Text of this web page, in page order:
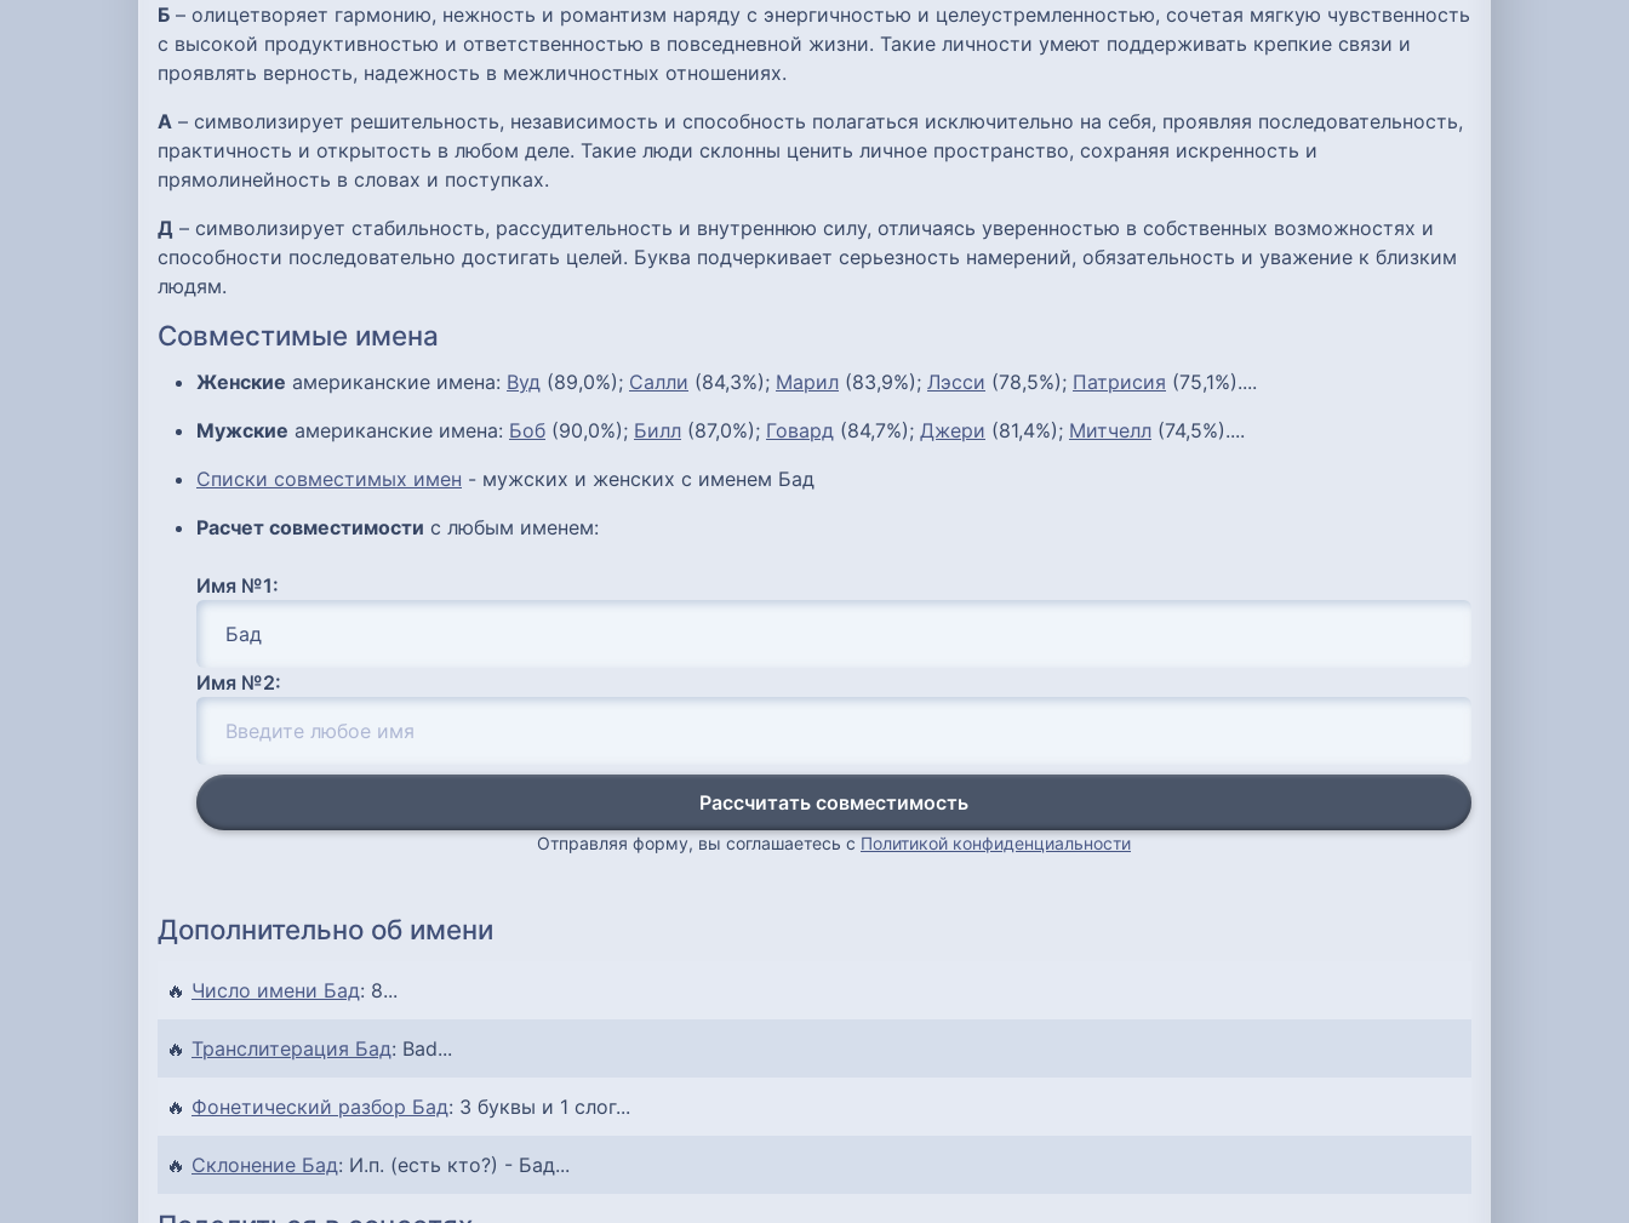
Б – олицетворяет гармонию, нежность и романтизм наряду с энергичностью и целеустремленностью, сочетая мягкую чувственность
с высокой продуктивностью и ответственностью в повседневной жизни. Такие личности умеют поддерживать крепкие связи и
проявлять верность, надежность в межличностных отношениях.
А – символизирует решительность, независимость и способность полагаться исключительно на себя, проявляя последовательность,
практичность и открытость в любом деле. Такие люди склонны ценить личное пространство, сохраняя искренность и
прямолинейность в словах и поступках.
Д – символизирует стабильность, рассудительность и внутреннюю силу, отличаясь уверенностью в собственных возможностях и
способности последовательно достигать целей. Буква подчеркивает серьезность намерений, обязательность и уважение к близким
людям.
Совместимые имена
Женские американские имена: Вуд (89,0%); Салли (84,3%); Марил (83,9%); Лэсси (78,5%); Патрисия (75,1%)....
Мужские американские имена: Боб (90,0%); Билл (87,0%); Говард (84,7%); Джери (81,4%); Митчелл (74,5%)....
Списки совместимых имен - мужских и женских с именем Бад
Расчет совместимости с любым именем:
Имя №1:
Имя №2:
Рассчитать совместимость
Отправляя форму, вы соглашаетесь с Политикой конфиденциальности
Дополнительно об имени
🔥 Число имени Бад: 8...
🔥 Транслитерация Бад: Bad...
🔥 Фонетический разбор Бад: 3 буквы и 1 слог...
🔥 Склонение Бад: И.п. (есть кто?) - Бад...